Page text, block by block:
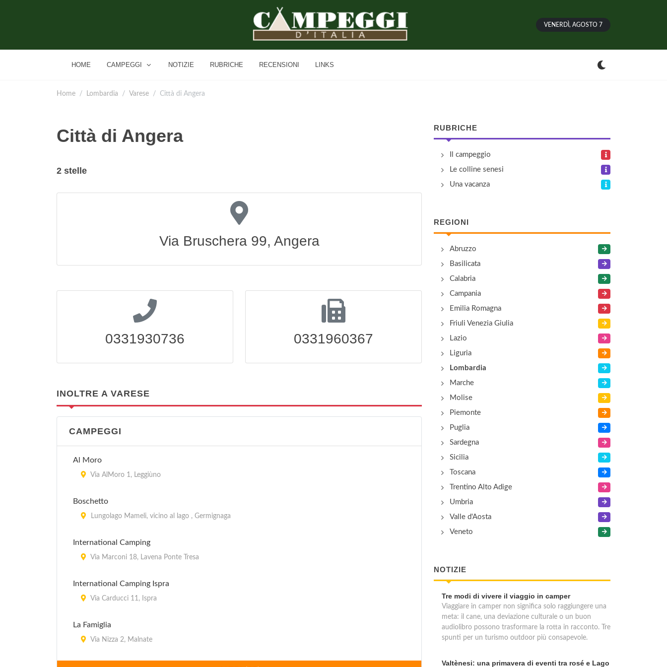
VENERDÌ, AGOSTO 7
HOME CAMPEGGI NOTIZIE RUBRICHE RECENSIONI LINKS
Home Lombardia Varese Città di Angera
Città di Angera
2 stelle
Via Bruschera 99, Angera
0331930736 0331960367
INOLTRE A VARESE
CAMPEGGI
Al Moro
Via AlMoro 1, Leggiùno
Boschetto
Lungolago Mameli, vicino al lago , Germignaga
International Camping
Via Marconi 18, Lavena Ponte Tresa
International Camping Ispra
Via Carducci 11, Ispra
La Famiglia
Via Nizza 2, Malnate
RUBRICHE
Il campeggio
Le colline senesi
Una vacanza
REGIONI
Abruzzo
Basilicata
Calabria
Campania
Emilia Romagna
Friuli Venezia Giulia
Lazio
Liguria
Lombardia
Marche
Molise
Piemonte
Puglia
Sardegna
Sicilia
Toscana
Trentino Alto Adige
Umbria
Valle d'Aosta
Veneto
NOTIZIE
Tre modi di vivere il viaggio in camper
Viaggiare in camper non significa solo raggiungere una
meta: il cane, una deviazione culturale o un buon
audiolibro possono trasformare la rotta in racconto. Tre
spunti per un turismo outdoor più consapevole.
Valtènesi: una primavera di eventi tra rosé e Lago